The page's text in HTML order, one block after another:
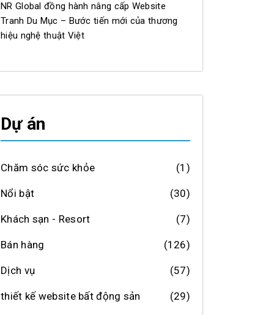
NR Global đồng hành nâng cấp Website
Tranh Du Mục – Bước tiến mới của thương
hiệu nghệ thuật Việt
Dự án
Chăm sóc sức khỏe (1)
Nổi bật (30)
Khách sạn - Resort (7)
Bán hàng (126)
Dịch vụ (57)
thiết kế website bất động sản (29)